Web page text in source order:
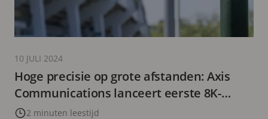
Hoge precisie op grote afstanden: Axis
Communications lanceert eerste 8K-
Bullet Camera
2 minuten leestijd
10 JULI 2024